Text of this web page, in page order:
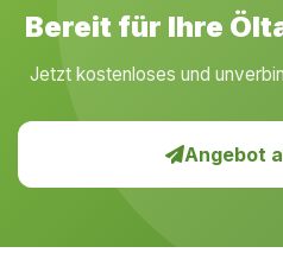
Bereit für Ihre
Jetzt kostenloses und
Angebot